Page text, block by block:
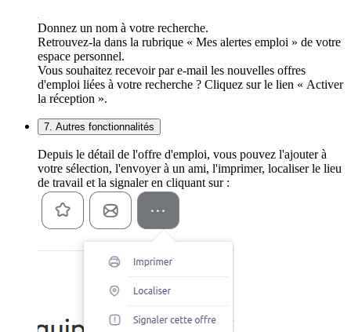
Donnez un nom à votre recherche.
Retrouvez-la dans la rubrique « Mes alertes emploi » de votre
espace personnel.
Vous souhaitez recevoir par e-mail les nouvelles offres
d'emploi liées à votre recherche ? Cliquez sur le lien « Activer
la réception ».
7. Autres fonctionnalités
Depuis le détail de l'offre d'emploi, vous pouvez l'ajouter à
votre sélection, l'envoyer à un ami, l'imprimer, localiser le lieu
de travail et la signaler en cliquant sur :